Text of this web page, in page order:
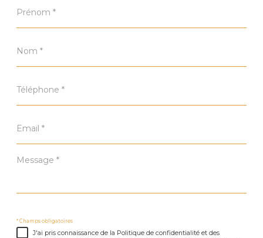
*
*
*
Message
* Champs obligatoires
J'ai pris connaissance de la Politique de confidentialité et des